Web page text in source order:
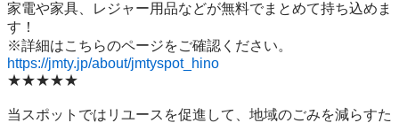
家電や家具、レジャー用品などが無料でまとめて持ち込めま
す！
https://jmty.jp/about/jmtyspot_hino
★★★★★
当スポットではリユースを促進して、地域のごみを減らすた